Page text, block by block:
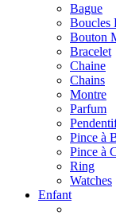
Bague
Boucles
Bouton
Bracelet
Chaine
Chains
Montre
Parfum
Pince à
Pince à
Ring
Watches
Enfant